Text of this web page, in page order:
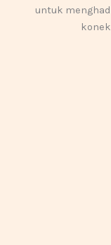
untuk